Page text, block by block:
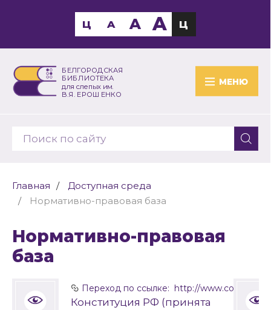
БЕЛГОРОДСКАЯ
БИБЛИОТЕКА
для слепых им.
В.Я. ЕРОШЕНКО
МЕНЮ
Ц A A A Ц
Главная
Доступная среда
Нормативно-правовая база
Нормативно-правовая
база
Конституция РФ (принята
Переход по ссылке: http://